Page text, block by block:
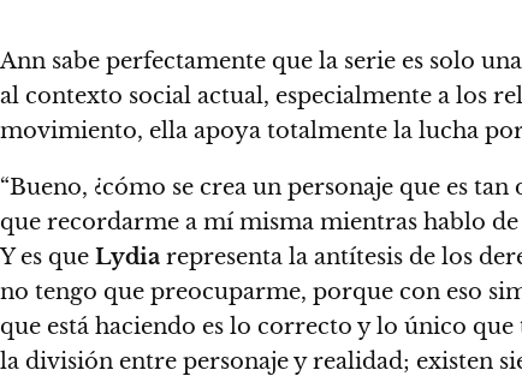
Ann sabe perfectamente que la serie es solo
al contexto social actual, especialmente a los
movimiento, ella apoya totalmente la lucha
“Bueno, ¿cómo se crea un personaje que es
que recordarme a mí misma mientras hablo de
Y es que Lydia representa la antítesis de los
no tengo que preocuparme, porque con eso
que está haciendo es lo correcto y lo único
la división entre personaje y realidad; existen